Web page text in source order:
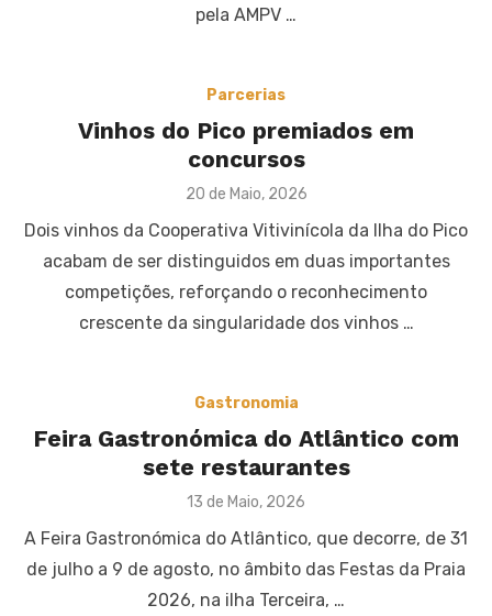
pela AMPV …
Parcerias
Vinhos do Pico premiados em
concursos
Posted
20 de Maio, 2026
Dois vinhos da Cooperativa Vitivinícola da Ilha do Pico
acabam de ser distinguidos em duas importantes
competições, reforçando o reconhecimento
crescente da singularidade dos vinhos …
Gastronomia
Feira Gastronómica do Atlântico com
sete restaurantes
Posted
13 de Maio, 2026
A Feira Gastronómica do Atlântico, que decorre, de 31
de julho a 9 de agosto, no âmbito das Festas da Praia
2026, na ilha Terceira, …